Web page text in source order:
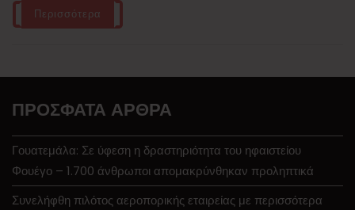
Περισσότερα
ΠΡΌΣΦΑΤΑ ΆΡΘΡΑ
Γουατεμάλα: Σε ύφεση η δραστηριότητα του ηφαιστείου
Φουέγο – 1.700 άνθρωποι απομακρύνθηκαν προληπτικά
Συνελήφθη πιλότος αεροπορικής εταιρείας με περισσότερα